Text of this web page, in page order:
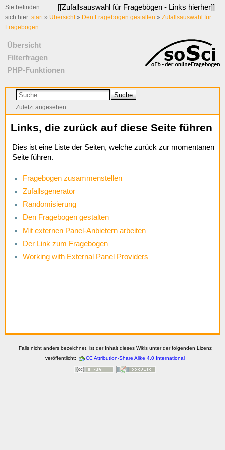
[[Zufallsauswahl für Fragebögen - Links hierher]]
Sie befinden
sich hier: start» Übersicht» Den Fragebogen gestalten » Zufallsauswahl für
Fragebögen
Übersicht
Filterfragen
PHP-Funktionen
Suche
Zuletzt angesehen:
Links, die zurück auf diese Seite führen
Dies ist eine Liste der Seiten, welche zurück zur momentanen
Seite führen.
Fragebogen zusammenstellen
Zufallsgenerator
Randomisierung
Den Fragebogen gestalten
Mit externen Panel-Anbietern arbeiten
Der Link zum Fragebogen
Working with External Panel Providers
Falls nicht anders bezeichnet, ist der Inhalt dieses Wikis unter der folgenden Lizenz
veröffentlicht:
CC Attribution-Share Alike 4.0 International